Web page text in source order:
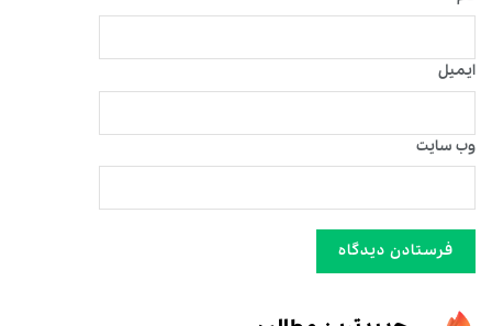
ایمیل
وب‌ سایت